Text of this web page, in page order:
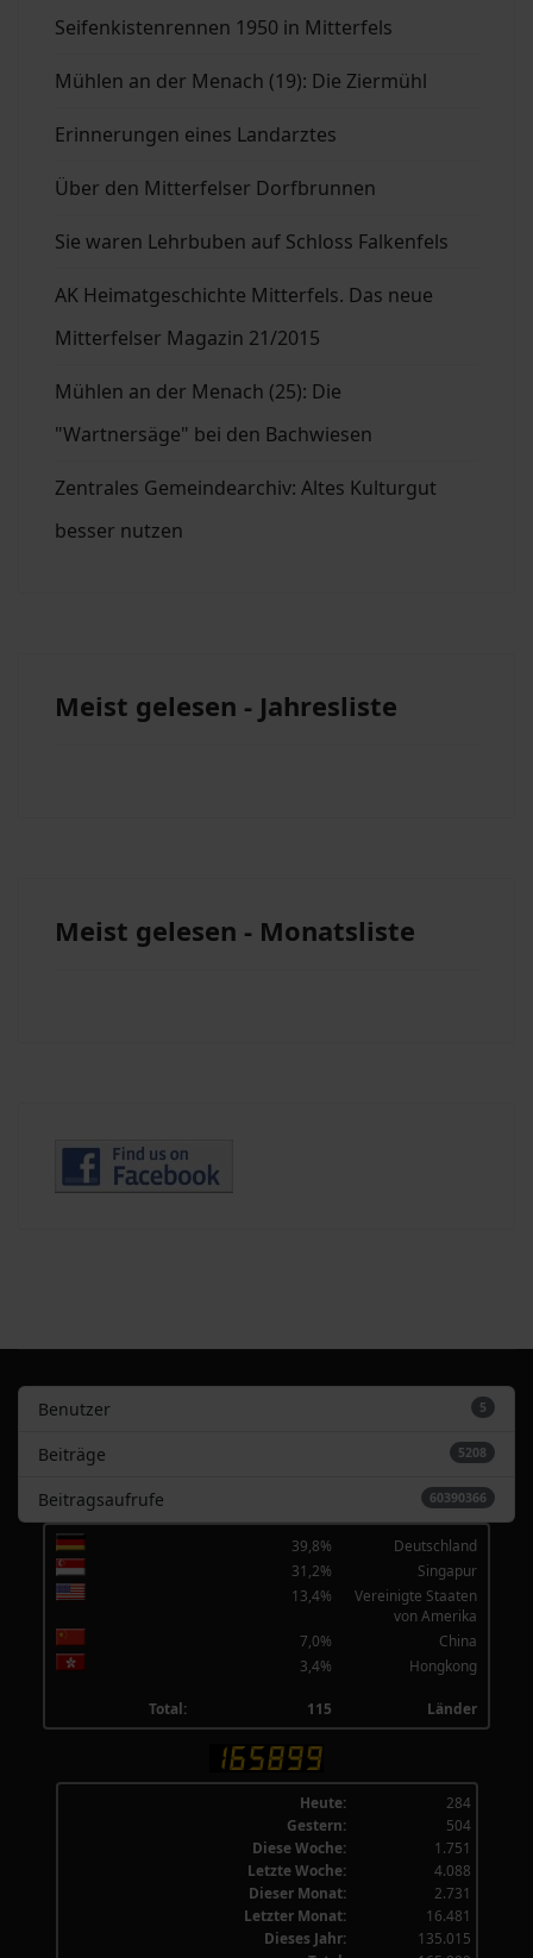
Seifenkistenrennen 1950 in Mitterfels
Mühlen an der Menach (19): Die Ziermühl
Erinnerungen eines Landarztes
Über den Mitterfelser Dorfbrunnen
Sie waren Lehrbuben auf Schloss Falkenfels
AK Heimatgeschichte Mitterfels. Das neue
Mitterfelser Magazin 21/2015
Mühlen an der Menach (25): Die
"Wartnersäge" bei den Bachwiesen
Zentrales Gemeindearchiv: Altes Kulturgut
besser nutzen
Meist gelesen - Jahresliste
Meist gelesen - Monatsliste
Benutzer 5
Beiträge 5208
Beitragsaufrufe 60390366
39,8%
Deutschland
31,2%
Singapur
13,4%
Vereinigte Staaten
von Amerika
7,0%
China
3,4%
Hongkong
Total: 115 Länder
Heute:
284
Gestern:
504
Diese Woche:
1.751
Letzte Woche:
4.088
Dieser Monat:
2.731
Letzter Monat:
16.481
Dieses Jahr:
135.015